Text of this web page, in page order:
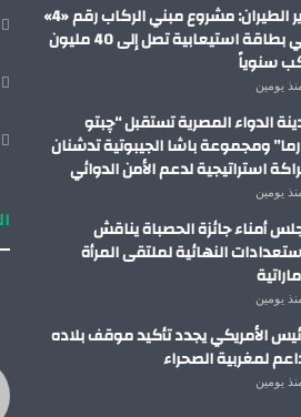
وزير الطيران: مشروع مبني الركاب رقم «4»
يأتي بطاقة استيعابية تصل إلى 40 مليون
سنوياً
يومين
الدواء المصرية تستقبل “چبتو
ومجموعة باشا الجيبوتية تدشنان
استراتيجية لدعم الأمن الدوائي
يومين
أمناء جائزة الحصباة يناقش
النهائية لملتقى المرأة
يومين
الأمريكي يجدد تأكيد موقف بلاده
لمغربية الصحراء
يومين